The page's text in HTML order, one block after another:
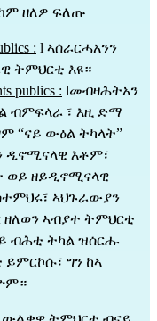
ዘለዎ ፍለጡ
: l ኣሰራርሓአንን
ትምህርቲ እዩ።
publics : lመብዛሕትአን
ብምፍላራ ፣ እዚ ድማ
“ናይ ውዕል ትካላት”
ዲኖሚናላዊ እቶም፣
ወይ ዘይዲኖሚናላዊ
ኣህጉራውያን
ኣብያተ ትምህርቲ
ብሕቲ ትካል ዝሰርሑ
ግን ከኣ